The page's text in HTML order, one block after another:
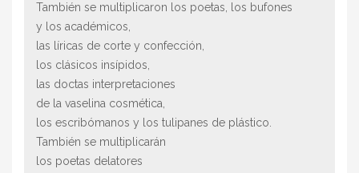
También se multiplicaron los poetas, los bufones
y los académicos,
las líricas de corte y confección,
los clásicos insípidos,
las doctas interpretaciones
de la vaselina cosmética,
los escribómanos y los tulipanes de plástico.
También se multiplicarán
los poetas delatores